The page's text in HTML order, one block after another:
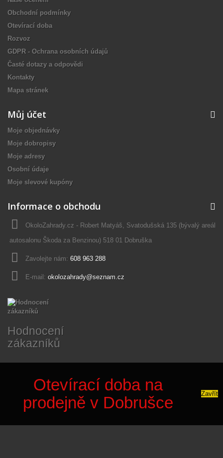
Obchodní podmínky
Otevírací doba
Rozvoz
GDPR - Ochrana osobních údajů
Časté dotazy a odpovědi
Kontakty
Mapa stránek
Můj účet
Moje objednávky
Moje dobropisy
Moje adresy
Osobní údaje
Moje slevové kupóny
Informace o obchodu
OkoloZahrady.cz - Robert Matyáš, Svatodušská 135 (bývalý areál
autosalonu Škoda za Benzinou) 518 01 Dobruška
Zavolejte nám: 608 963 288
E-mail: okolozahrady@seznam.cz
Hodnocení
zákazníků
Otevírací doba na
prodejně v Dobrušce
Zavřít